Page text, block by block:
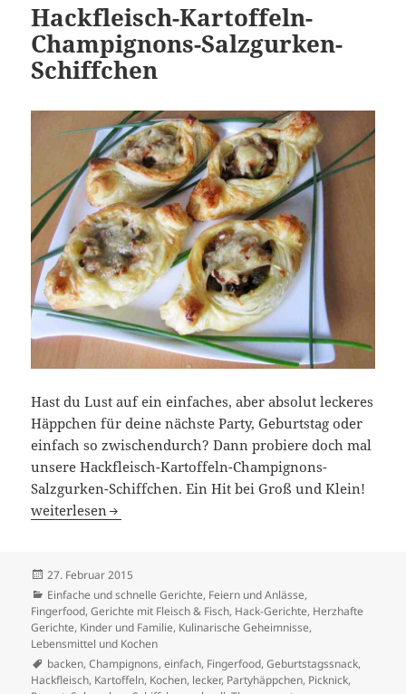
Hackfleisch-Kartoffeln-
Champignons-Salzgurken-
Schiffchen
Hast du Lust auf ein einfaches, aber absolut leckeres
Häppchen für deine nächste Party, Geburtstag oder
einfach so zwischendurch? Dann probiere doch mal
unsere Hackfleisch-Kartoffeln-Champignons-
Salzgurken-Schiffchen. Ein Hit bei Groß und Klein!
Hackfleisch-Kartoffeln-Champignons-Salzgurken-
weiterlesen
Veröffentlicht
am
27. Februar 2015
Kategorien
Einfache und schnelle Gerichte, Feiern und Anlässe,
Fingerfood,Gerichte mit Fleisch & Fisch, Hack-Gerichte, Herzhafte
Gerichte, Kinder und Familie, Kulinarische Geheimnisse,
Lebensmittel und Kochen
Schlagwörter
backen,Champignons,einfach, Fingerfood,Geburtstagssnack,
Hackfleisch, Kartoffeln, Kochen, lecker, Partyhäppchen, Picknick,